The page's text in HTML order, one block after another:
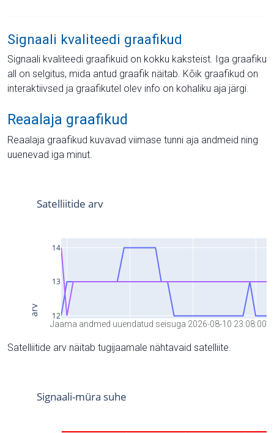
Signaali kvaliteedi graafikud
Signaali kvaliteedi graafikuid on kokku kaksteist. Iga graafiku
all on selgitus, mida antud graafik näitab. Kõik graafikud on
interaktiivsed ja graafikutel olev info on kohaliku aja järgi.
Reaalaja graafikud
Reaalaja graafikud kuvavad viimase tunni aja andmeid ning
uuenevad iga minut.
Jaama andmed uuendatud seisuga 2026-08-10 23:08:00
Satelliitide arv näitab tugijaamale nähtavaid satelliite.